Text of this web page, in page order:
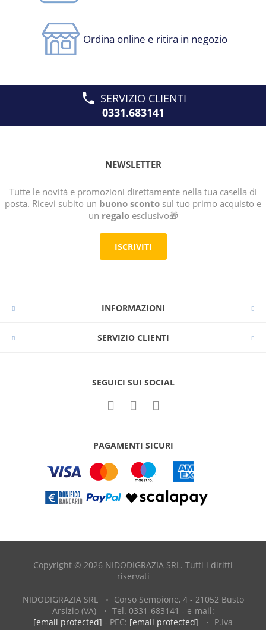
Ordina online e ritira in negozio
SERVIZIO CLIENTI
0331.683141
NEWSLETTER
Tutte le novità e promozioni direttamente nella tua casella di
posta. Ricevi subito un buono sconto sul tuo primo acquisto e
un regaloesclusivo🎁
ISCRIVITI
INFORMAZIONI
SERVIZIO CLIENTI
SEGUICI SUI SOCIAL
PAGAMENTI SICURI
Copyright © 2026 NIDODIGRAZIA SRL. Tutti i diritti
riservati
NIDODIGRAZIA SRL
Corso Sempione, 4 - 21052 Busto
Arsizio (VA)
Tel. 0331-683141 - e-mail:
[email protected] - PEC: [email protected]
P.Iva